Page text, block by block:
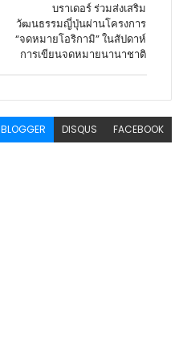
บราเดอร์ ร่วมส่งเสริม
วัฒนธรรมญี่ปุ่นผ่านโครงการ
“จดหมายโอริกามิ” ในสัปดาห์
การเขียนจดหมายนานาชาติ
BLOGGER DISQUS FACEBOOK